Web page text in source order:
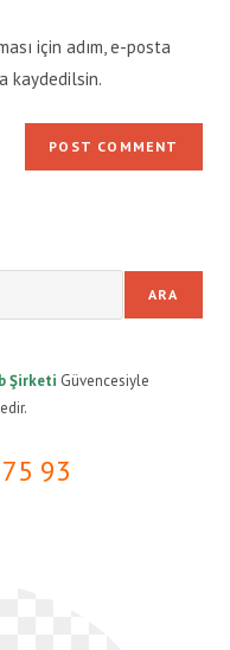
için adım, e-posta
kaydedilsin.
ARA
Şirketi Güvencesiyle
93